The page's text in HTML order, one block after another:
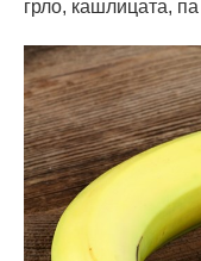
грло, кашлицата,